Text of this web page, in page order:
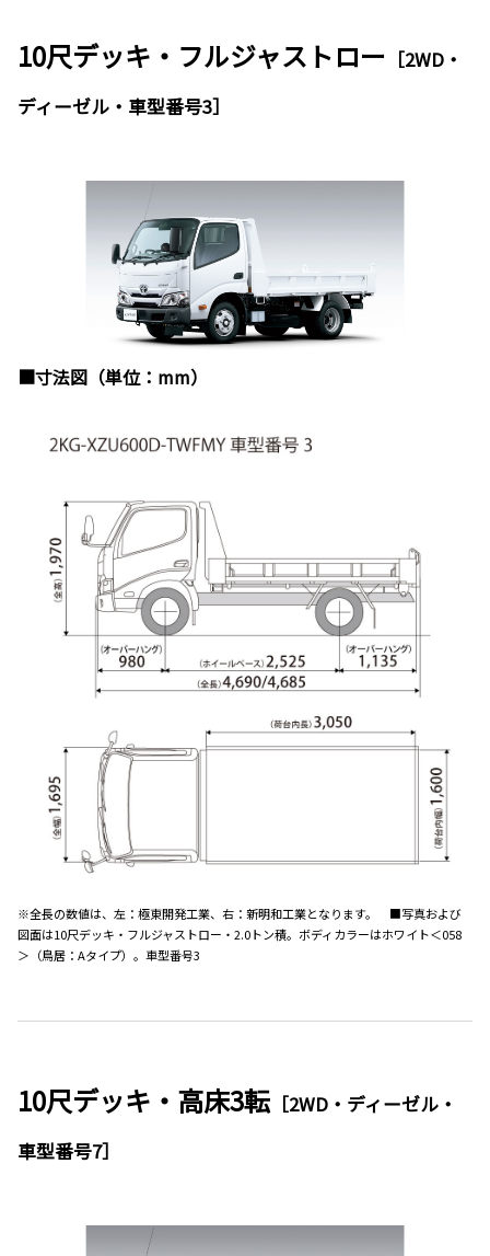
10尺デッキ・フルジャストロー ［2WD・
ディーゼル・車型番号3］
■寸法図（単位：mm）
※全長の数値は、左：極東開発工業、右：新明和工業となります。 ■写真および
図面は10尺デッキ・フルジャストロー・2.0トン積。ボディカラーはホワイト＜058
＞（鳥居：Aタイプ）。車型番号3
10尺デッキ・高床3転 ［2WD・ディーゼル・
車型番号7］